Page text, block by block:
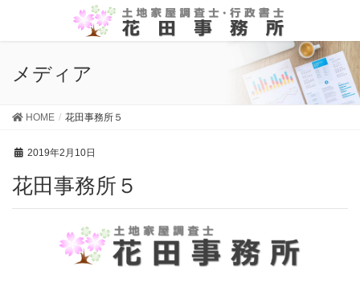
メディア
HOME 花田事務所５
2019年2月10日
花田事務所５